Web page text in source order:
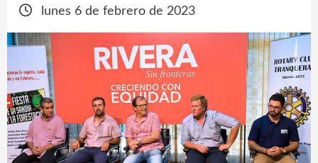
lunes 6 de febrero de 2023